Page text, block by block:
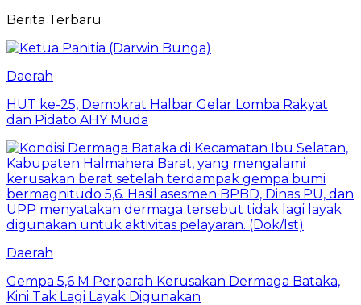
Berita Terbaru
Daerah
HUT ke-25, Demokrat Halbar Gelar Lomba Rakyat
dan Pidato AHY Muda
Daerah
Gempa 5,6 M Perparah Kerusakan Dermaga Bataka,
Kini Tak Lagi Layak Digunakan